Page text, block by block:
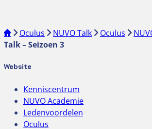
Oculus NUVO Talk Oculus
Talk – Seizoen 3
Website
Kenniscentrum
NUVO Academie
Ledenvoordelen
Oculus